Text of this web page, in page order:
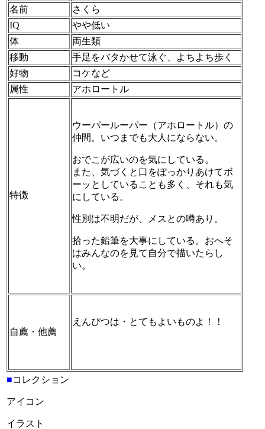
名前
さくら
IQ
やや低い
体
両生類
移動
手足をバタかせて泳ぐ、よちよち歩く
好物
コケなど
属性
アホロートル
特徴
ウーパールーパー（アホロートル）の
仲間。いつまでも大人にならない。
おでこが広いのを気にしている。
また、気づくと口をぽっかりあけてボ
ーッとしていることも多く、それも気
にしている。
性別は不明だが、メスとの噂あり。
拾った鉛筆を大事にしている。おへそ
はみんなのを見て自分で描いたらし
い。
自薦・他薦
えんぴつは・とてもよいものよ！！
■コレクション
アイコン
イラスト